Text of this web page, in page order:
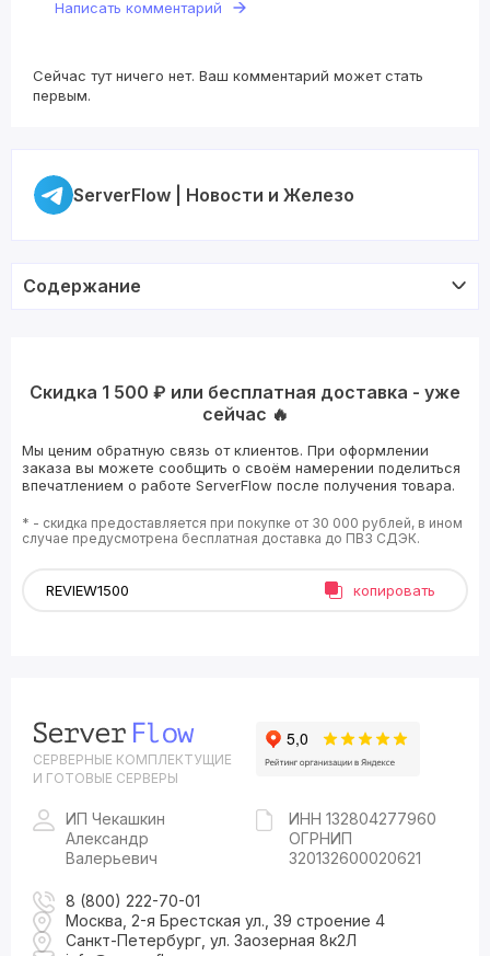
Написать комментарий
Сейчас тут ничего нет. Ваш комментарий может стать
первым.
ServerFlow | Новости и Железо
Содержание
Скидка 1 500 ₽ или бесплатная доставка - уже
сейчас 🔥
Мы ценим обратную связь от клиентов. При оформлении
заказа вы можете сообщить о своём намерении поделиться
впечатлением о работе ServerFlow после получения товара.
* - скидка предоставляется при покупке от 30 000 рублей, в ином
случае предусмотрена бесплатная доставка до ПВЗ СДЭК.
копировать
СЕРВЕРНЫЕ КОМПЛЕКТУЩИЕ
И ГОТОВЫЕ СЕРВЕРЫ
ИП Чекашкин
Александр
Валерьевич
ИНН 132804277960
ОГРНИП
320132600020621
8 (800) 222-70-01
Москва, 2-я Брестская ул., 39 строение 4
Санкт-Петербург, ул. Заозерная 8к2Л